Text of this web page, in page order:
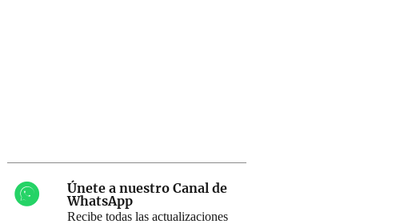
Únete a nuestro Canal de
WhatsApp
Recibe todas las actualizaciones